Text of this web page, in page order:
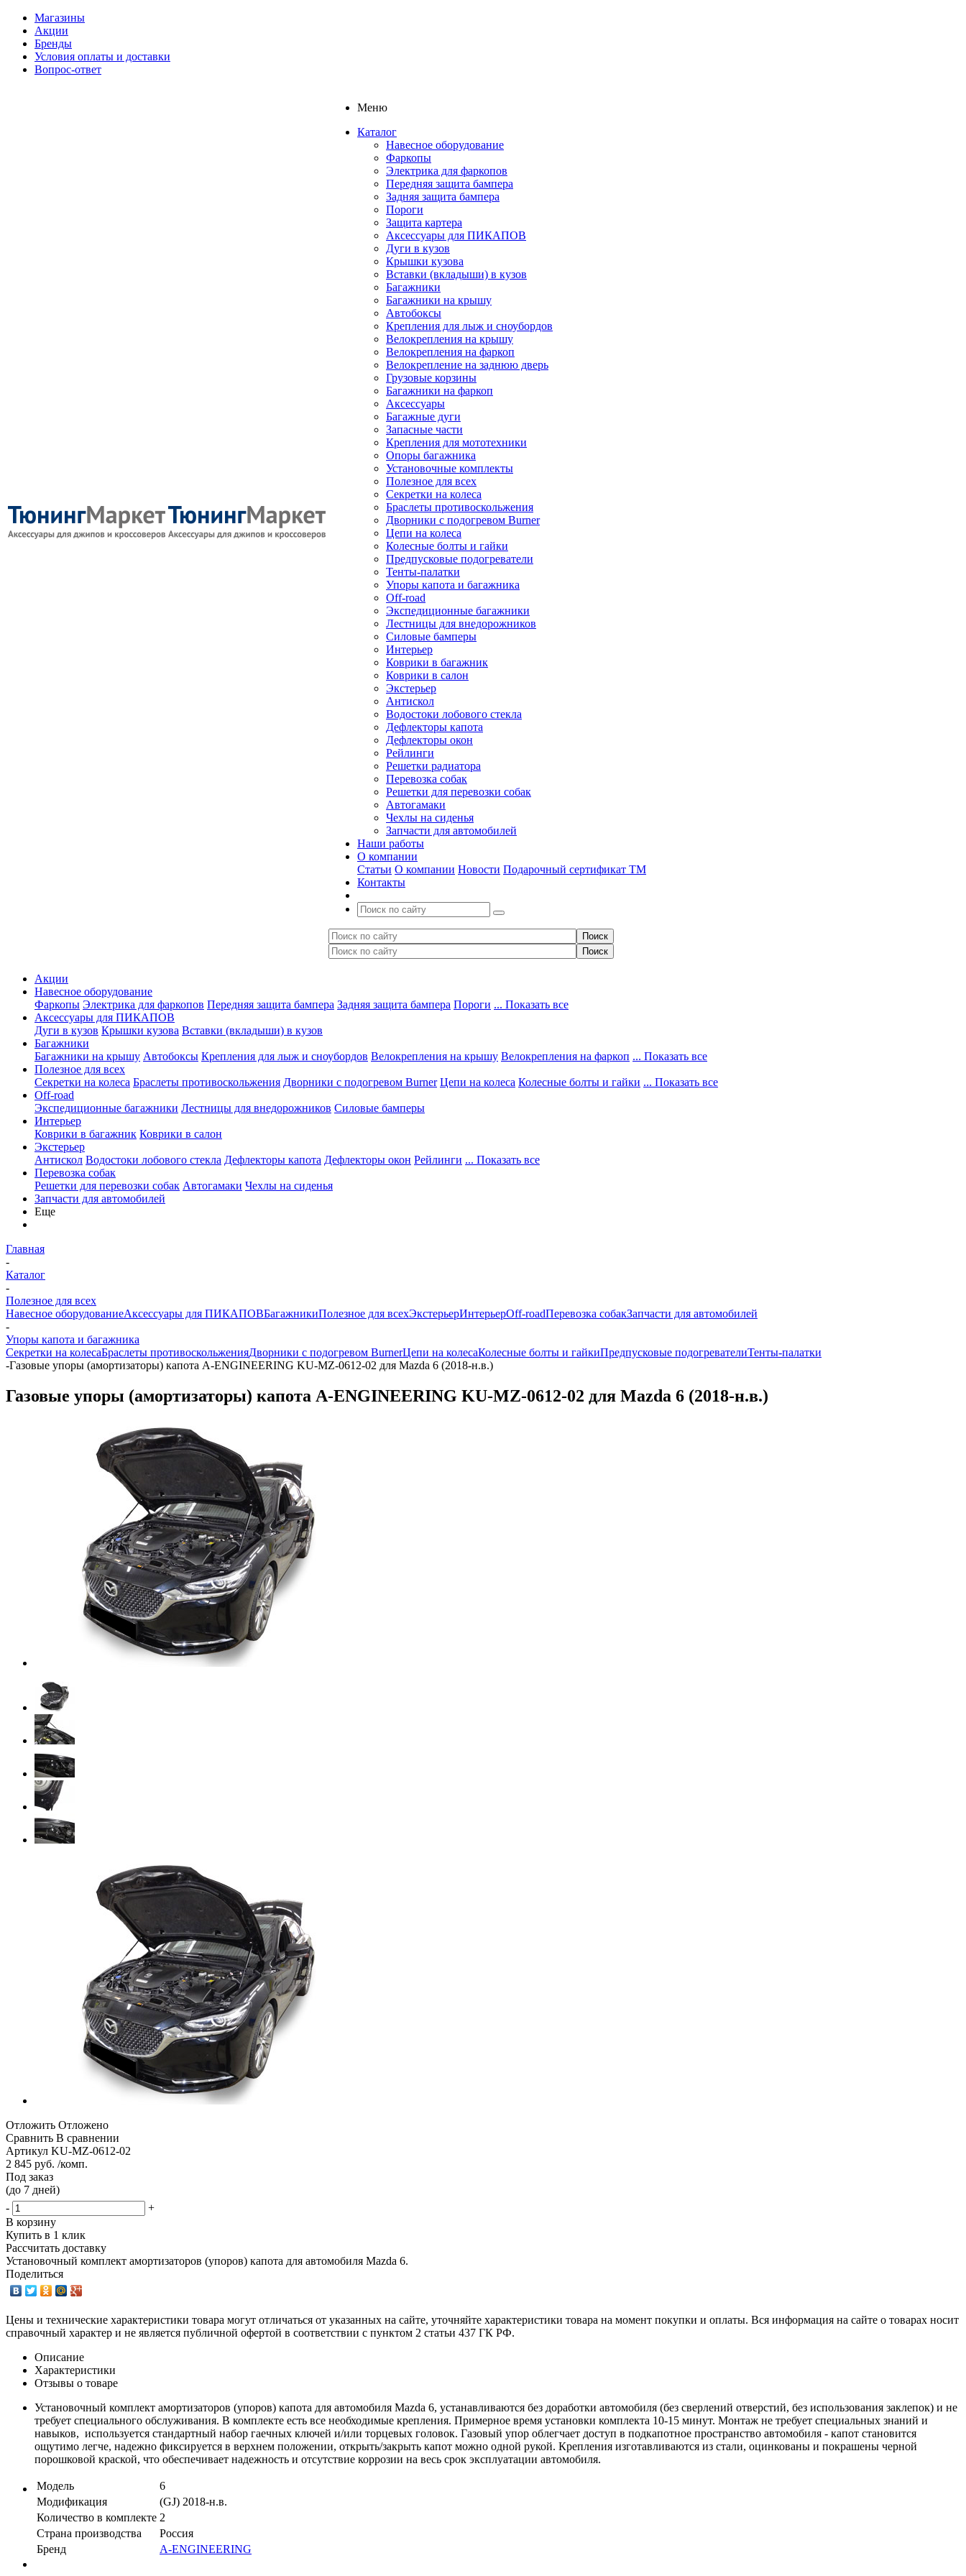
Магазины
Акции
Бренды
Условия оплаты и доставки
Вопрос-ответ
Меню
Каталог
Навесное оборудование
Фаркопы
Электрика для фаркопов
Передняя защита бампера
Задняя защита бампера
Пороги
Защита картера
Аксессуары для ПИКАПОВ
Дуги в кузов
Крышки кузова
Вставки (вкладыши) в кузов
Багажники
Багажники на крышу
Автобоксы
Крепления для лыж и сноубордов
Велокрепления на крышу
Велокрепления на фаркоп
Велокрепление на заднюю дверь
Грузовые корзины
Багажники на фаркоп
Аксессуары
Багажные дуги
Запасные части
Крепления для мототехники
Опоры багажника
Установочные комплекты
Полезное для всех
Секретки на колеса
Браслеты противоскольжения
Дворники с подогревом Burner
Цепи на колеса
Колесные болты и гайки
Предпусковые подогреватели
Тенты-палатки
Упоры капота и багажника
Off-road
Экспедиционные багажники
Лестницы для внедорожников
Силовые бамперы
Интерьер
Коврики в багажник
Коврики в салон
Экстерьер
Антискол
Водостоки лобового стекла
Дефлекторы капота
Дефлекторы окон
Рейлинги
Решетки радиатора
Перевозка собак
Решетки для перевозки собак
Автогамаки
Чехлы на сиденья
Запчасти для автомобилей
Наши работы
О компании
Статьи О компании Новости Подарочный сертификат ТМ
Контакты
Акции
Навесное оборудование
Фаркопы Электрика для фаркопов Передняя защита бампера Задняя защита бампера Пороги ... Показать все
Аксессуары для ПИКАПОВ
Дуги в кузов Крышки кузова Вставки (вкладыши) в кузов
Багажники
Багажники на крышу Автобоксы Крепления для лыж и сноубордов Велокрепления на крышу Велокрепления на фаркоп ... Показать все
Полезное для всех
Секретки на колеса Браслеты противоскольжения Дворники с подогревом Burner Цепи на колеса Колесные болты и гайки ... Показать все
Off-road
Экспедиционные багажники Лестницы для внедорожников Силовые бамперы
Интерьер
Коврики в багажник Коврики в салон
Экстерьер
Антискол Водостоки лобового стекла Дефлекторы капота Дефлекторы окон Рейлинги ... Показать все
Перевозка собак
Решетки для перевозки собак Автогамаки Чехлы на сиденья
Запчасти для автомобилей
Еще
Главная
-
Каталог
-
Полезное для всех
Навесное оборудованиеАксессуары для ПИКАПОВБагажникиПолезное для всехЭкстерьерИнтерьерOff-roadПеревозка собакЗапчасти для автомобилей
-
Упоры капота и багажника
Секретки на колесаБраслеты противоскольженияДворники с подогревом BurnerЦепи на колесаКолесные болты и гайкиПредпусковые подогревателиТенты-палатки
-Газовые упоры (амортизаторы) капота A-ENGINEERING KU-MZ-0612-02 для Mazda 6 (2018-н.в.)
Газовые упоры (амортизаторы) капота A-ENGINEERING KU-MZ-0612-02 для Mazda 6 (2018-н.в.)
Отложить Отложено
Сравнить В сравнении
Артикул KU-MZ-0612-02
2 845 руб. /комп.
Под заказ
(до 7 дней)
-
+
В корзину
Купить в 1 клик
Рассчитать доставку
Установочный комплект амортизаторов (упоров) капота для автомобиля Mazda 6.
Поделиться
Цены и технические характеристики товара могут отличаться от указанных на сайте, уточняйте характеристики товара на момент покупки и оплаты. Вся информация на сайте о товарах носит
справочный характер и не является публичной офертой в соответствии с пунктом 2 статьи 437 ГК РФ.
Описание
Характеристики
Отзывы о товаре
Установочный комплект амортизаторов (упоров) капота для автомобиля Mazda 6, устанавливаются без доработки автомобиля (без сверлений отверстий, без использования заклепок) и не
требует специального обслуживания. В комплекте есть все необходимые крепления. Примерное время установки комплекта 10-15 минут. Монтаж не требует специальных знаний и
навыков, используется стандартный набор гаечных ключей и/или торцевых головок. Газовый упор облегчает доступ в подкапотное пространство автомобиля - капот становится
ощутимо легче, надежно фиксируется в верхнем положении, открыть/закрыть капот можно одной рукой. Крепления изготавливаются из стали, оцинкованы и покрашены черной
порошковой краской, что обеспечивает надежность и отсутствие коррозии на весь срок эксплуатации автомобиля.
Модель
6
Модификация
(GJ) 2018-н.в.
Количество в комплекте 2
Страна производства
Россия
Бренд
A-ENGINEERING